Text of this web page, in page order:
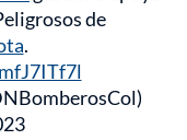
de
.